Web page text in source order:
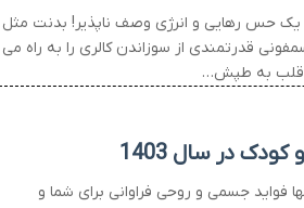
یک حس رهایی و انرژی وصف ناپذیر! بدنت مثل
قدرتمندی از سوزاندن کالری را به راه می
قلب به طپش…
در سال 1403
فواید جسمی و روحی فراوانی برای شما و